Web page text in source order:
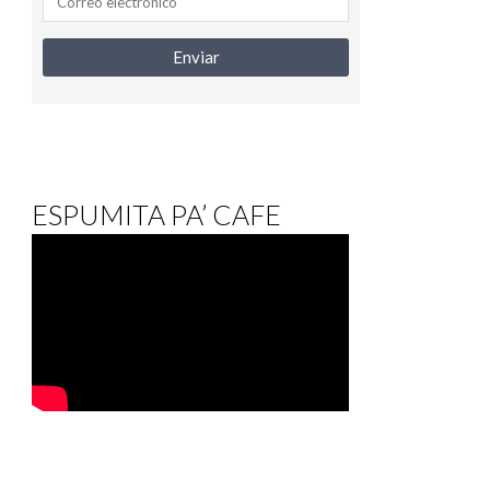
ESPUMITA PA’ CAFE